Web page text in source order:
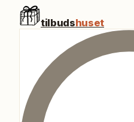
tilbudshuset